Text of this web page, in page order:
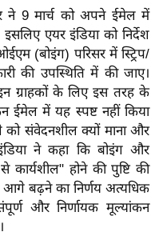
ने 9 मार्च को अपने ईमेल में
एयर इंडिया को निर्देश
(बोइंग) परिसर में स्ट्रिप/
की उपस्थिति में की जाए।
ग्राहकों के लिए इस तरह के
ईमेल में यह स्पष्ट नहीं किया
संवेदनशील क्यों माना और
ने कहा कि बोइंग और
कार्यशील" होने की पुष्टि की
बढ़ने का निर्णय अत्यधिक
और निर्णायक मूल्यांकन